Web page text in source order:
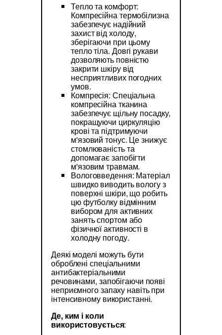
Тепло та комфорт:
Компресійна термобілизна
забезпечує надійний
захист від холоду,
зберігаючи при цьому
тепло тіла. Довгі рукави
дозволяють повністю
закрити шкіру від
несприятливих погодних
умов.
Компресія: Спеціальна
компресійна тканина
забезпечує щільну посадку,
покращуючи циркуляцію
крові та підтримуючи
м'язовий тонус. Це знижує
стомлюваність та
допомагає запобігти
м'язовим травмам.
Вологовведення: Матеріал
швидко виводить вологу з
поверхні шкіри, що робить
цю футболку відмінним
вибором для активних
занять спортом або
фізичної активності в
холодну погоду.
Деякі моделі можуть бути
оброблені спеціальними
антибактеріальними
речовинами, запобігаючи появі
неприємного запаху навіть при
інтенсивному використанні.
Де, ким і коли
використовується: